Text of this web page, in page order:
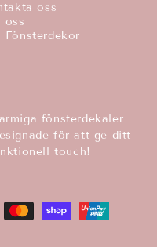
oss
oss
Fönsterdekor
fönsterdekaler
för att ge ditt
touch!